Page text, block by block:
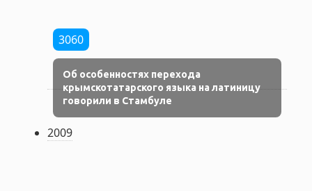
3060
Об особенностях перехода
крымскотатарского языка на латиницу
говорили в Стамбуле
2009